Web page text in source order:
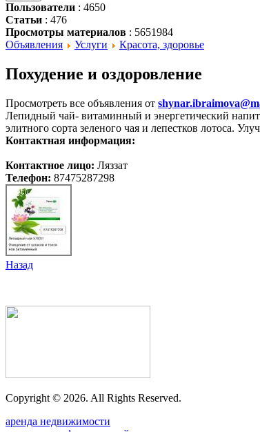
Пользователи : 4650
Статьи : 476
Просмотры материалов : 5651984
Объявления
Услуги Красота, здоровье
Похудение и оздоровление
Просмотреть все объявления от
Лепидный чай- витаминный и энергетический
элитного сорта зеленого чая и лепестков лотоса.
Контактная информация:
Контактное лицо: Ляззат
Телефон: 87475287298
Назад
Copyright © 2026. All Rights Reserved.
аренда недвижимости